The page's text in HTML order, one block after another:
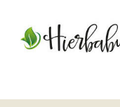
aal
Inicio